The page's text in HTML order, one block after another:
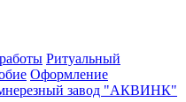
Ритуальный
Оформление
завод "АКВИНК"